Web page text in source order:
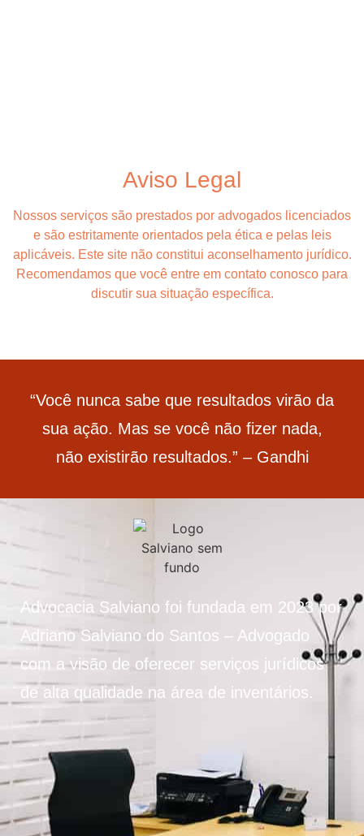
Aviso Legal
Nossos serviços são prestados por advogados licenciados
e são estritamente orientados pela ética e pelas leis
aplicáveis. Este site não constitui aconselhamento jurídico.
Recomendamos que você entre em contato conosco para
discutir sua situação específica.
“Você nunca sabe que resultados virão da
sua ação. Mas se você não fizer nada,
não existirão resultados.” – Gandhi
Advocacia Salviano foi fundada em 2023 por
Adriano Salviano do Santos – Advogado
com a visão de oferecer serviços jurídicos
de alta qualidade na área de inventários.